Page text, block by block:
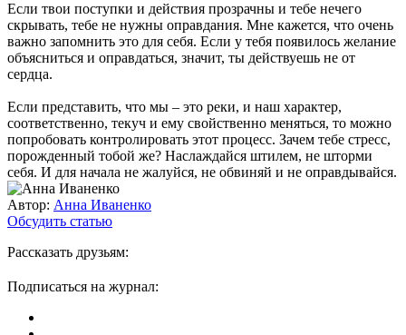
Если твои поступки и действия прозрачны и тебе нечего
скрывать, тебе не нужны оправдания. Мне кажется, что очень
важно запомнить это для себя. Если у тебя появилось желание
объясниться и оправдаться, значит, ты действуешь не от
сердца.
Если представить, что мы – это реки, и наш характер,
соответственно, текуч и ему свойственно меняться, то можно
попробовать контролировать этот процесс. Зачем тебе стресс,
порожденный тобой же? Наслаждайся штилем, не шторми
себя. И для начала не жалуйся, не обвиняй и не оправдывайся.
Автор: Анна Иваненко
Обсудить статью
Рассказать друзьям:
Подписаться на журнал: